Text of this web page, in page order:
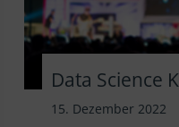
Data Science
15. Dezember 2022